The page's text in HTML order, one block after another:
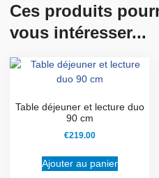
Ces produits
vous intéresser...
Table déjeuner et lecture duo
90 cm
€219.00
Ajouter au panier